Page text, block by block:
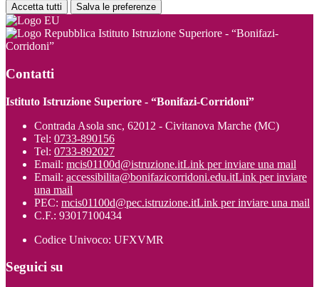
Accetta tutti Salva le preferenze
Istituto Istruzione Superiore - “Bonifazi-
Corridoni”
Contatti
Istituto Istruzione Superiore - “Bonifazi-Corridoni”
Contrada Asola snc, 62012 - Civitanova Marche (MC)
Tel: 0733-890156
Tel: 0733-892027
Email: mcis01100d@istruzione.itLink per inviare una mail
Email: accessibilita@bonifazicorridoni.edu.itLink per inviare
una mail
PEC: mcis01100d@pec.istruzione.itLink per inviare una mail
C.F.: 93017100434
Codice Univoco: UFXVMR
Seguici su